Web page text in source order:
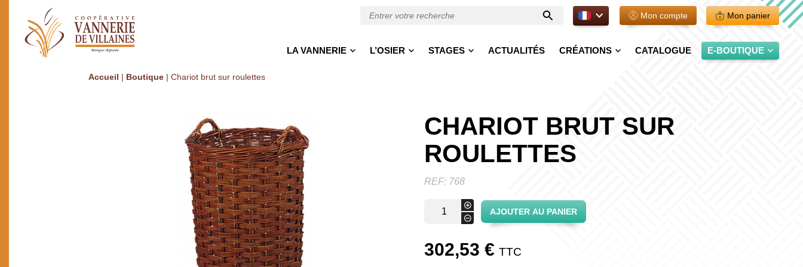
Entrer
votre
FR. Mon compte Mon panier
LA VANNERIE L’OSIER STAGES ACTUALITÉS CRÉATIONS CATALOGUE E-BOUTIQUE
Accueil | Boutique| Chariot brut sur roulettes
CHARIOT BRUT SUR
ROULETTES
REF: 768
-
sur
roulettes
+
AJOUTER AU PANIER
302,53 € TTC